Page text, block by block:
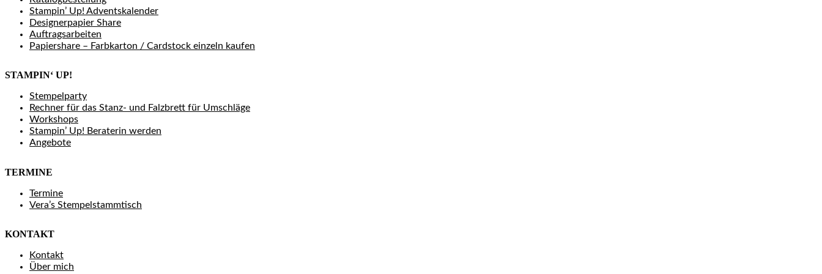
Stampin’ Up! Adventskalender
Designerpapier Share
Auftragsarbeiten
Papiershare – Farbkarton / Cardstock einzeln kaufen
STAMPIN‘ UP!
Stempelparty
Rechner für das Stanz- und Falzbrett für Umschläge
Workshops
Stampin’ Up! Beraterin werden
Angebote
TERMINE
Termine
Vera’s Stempelstammtisch
KONTAKT
Kontakt
Über mich